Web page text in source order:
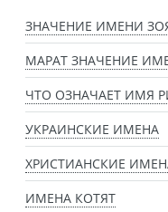
ЗНАЧЕНИЕ ИМЕНИ
МАРАТ ЗНАЧЕНИЕ
ЧТО ОЗНАЧАЕТ ИМЯ
УКРАИНСКИЕ ИМЕНА
ХРИСТИАНСКИЕ
ИМЕНА КОТЯТ